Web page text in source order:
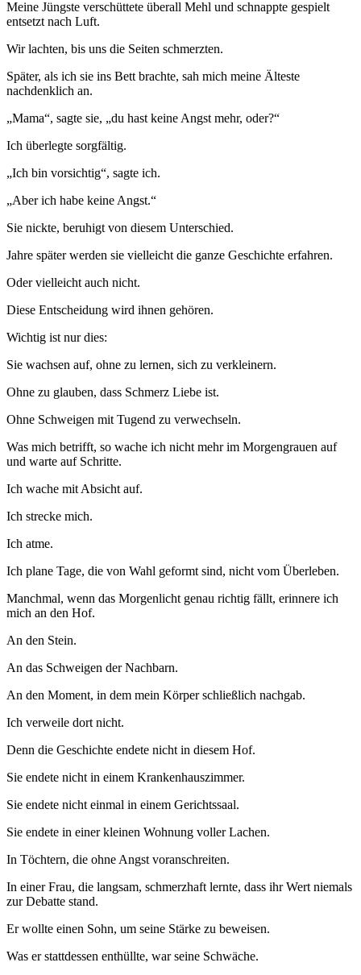
Meine Jüngste verschüttete überall Mehl und schnappte gespielt
entsetzt nach Luft.
Wir lachten, bis uns die Seiten schmerzten.
Später, als ich sie ins Bett brachte, sah mich meine Älteste
nachdenklich an.
„Mama“, sagte sie, „du hast keine Angst mehr, oder?“
Ich überlegte sorgfältig.
„Ich bin vorsichtig“, sagte ich.
„Aber ich habe keine Angst.“
Sie nickte, beruhigt von diesem Unterschied.
Jahre später werden sie vielleicht die ganze Geschichte erfahren.
Oder vielleicht auch nicht.
Diese Entscheidung wird ihnen gehören.
Wichtig ist nur dies:
Sie wachsen auf, ohne zu lernen, sich zu verkleinern.
Ohne zu glauben, dass Schmerz Liebe ist.
Ohne Schweigen mit Tugend zu verwechseln.
Was mich betrifft, so wache ich nicht mehr im Morgengrauen auf
und warte auf Schritte.
Ich wache mit Absicht auf.
Ich strecke mich.
Ich atme.
Ich plane Tage, die von Wahl geformt sind, nicht vom Überleben.
Manchmal, wenn das Morgenlicht genau richtig fällt, erinnere ich
mich an den Hof.
An den Stein.
An das Schweigen der Nachbarn.
An den Moment, in dem mein Körper schließlich nachgab.
Ich verweile dort nicht.
Denn die Geschichte endete nicht in diesem Hof.
Sie endete nicht in einem Krankenhauszimmer.
Sie endete nicht einmal in einem Gerichtssaal.
Sie endete in einer kleinen Wohnung voller Lachen.
In Töchtern, die ohne Angst voranschreiten.
In einer Frau, die langsam, schmerzhaft lernte, dass ihr Wert niemals
zur Debatte stand.
Er wollte einen Sohn, um seine Stärke zu beweisen.
Was er stattdessen enthüllte, war seine Schwäche.